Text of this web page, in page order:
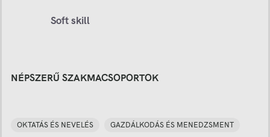
Soft skill
NÉPSZERŰ SZAKMACSOPORTOK
OKTATÁS ÉS NEVELÉS GAZDÁLKODÁS ÉS MENEDZSMENT